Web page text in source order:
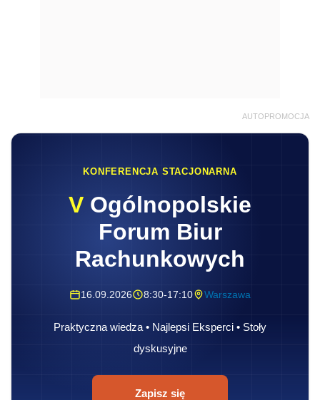
AUTOPROMOCJA
KONFERENCJA STACJONARNA
V Ogólnopolskie
Forum Biur
Rachunkowych
16.09.2026 8:30-17:10 Warszawa
Praktyczna wiedza • Najlepsi Eksperci • Stoły
dyskusyjne
Zapisz się